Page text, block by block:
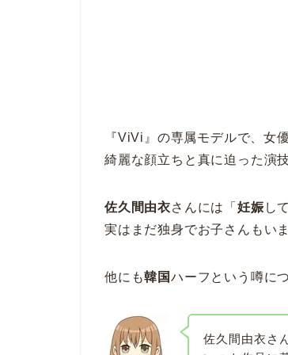
『ViVi』の専属モデルで、女
綺麗な顔立ちと真に迫った演
佐久間由衣さんには「 妊娠し
実はまだ独身でお子さんもい
他にも韓国ハーフという噂に
佐久間由衣さ